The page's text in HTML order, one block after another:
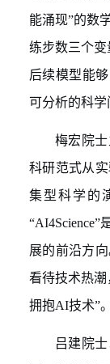
能涌现”的数
练步数三个变
后续模型能够
可分析的科学
梅宏 院士
科研范式从
集型科学的
“AI4Science”
展的前沿方
看待技术热潮
拥抱AI技术”。
吕建 院士